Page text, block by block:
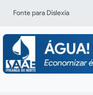
Fonte para Dislexia